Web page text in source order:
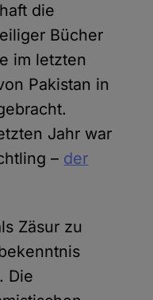
die
Bücher
im letzten
Pakistan in
Jahr war
– der
Zäsur zu
Die